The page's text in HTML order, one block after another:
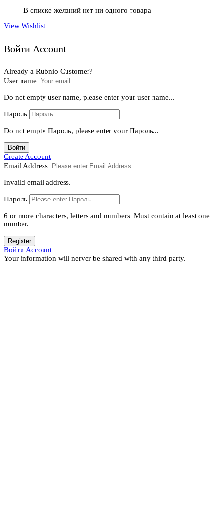
В списке желаний нет ни одного товара
View Wishlist
Войти Account
Already a Rubnio Customer?
User name
Do not empty user name, please enter your user name...
Пароль
Do not empty Пароль, please enter your Пароль...
Войти
Create Account
Email Address
Invaild email address.
Пароль
6 or more characters, letters and numbers. Must contain at least one
number.
Register
Войти Account
Your information will nerver be shared with any third party.